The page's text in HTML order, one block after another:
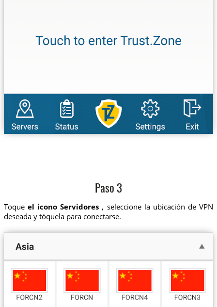
Paso 3
Toque el icono Servidores , seleccione la ubicación de VPN
deseada y tóquela para conectarse.